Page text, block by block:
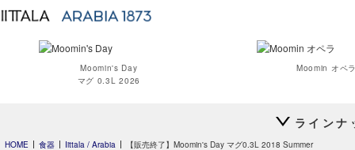
Moomin's Day
マグ 0.3L 2026
Moomin オペ
ラインナ
HOME 食器 Iittala / Arabia 【販売終了】Moomin's Day マグ0.3L 2018 Summer